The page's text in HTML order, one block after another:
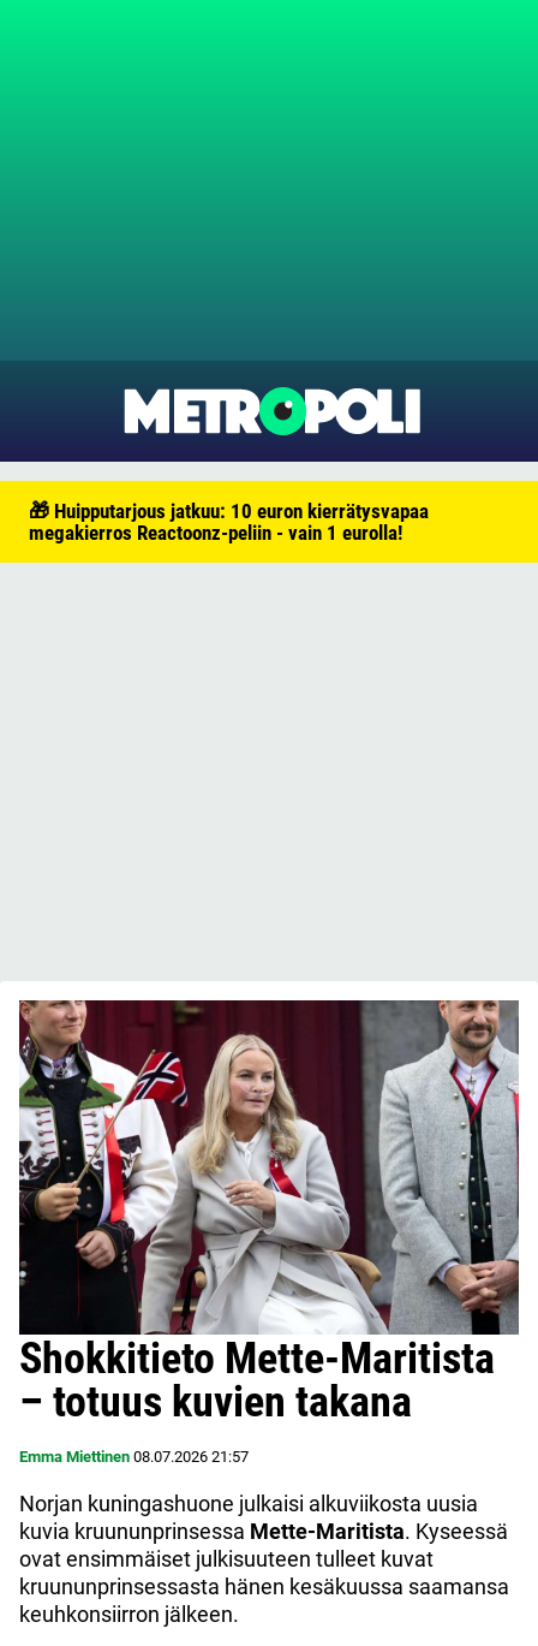
🎁 Huipputarjous jatkuu: 10 euron kierrätysvapaa
megakierros Reactoonz-peliin - vain 1 eurolla!
Shokkitieto Mette-Maritista
– totuus kuvien takana
Emma Miettinen 08.07.2026 21:57
Norjan kuningashuone julkaisi alkuviikosta uusia
kuvia kruununprinsessa Mette-Maritista. Kyseessä
ovat ensimmäiset julkisuuteen tulleet kuvat
kruununprinsessasta hänen kesäkuussa saamansa
keuhkonsiirron jälkeen.